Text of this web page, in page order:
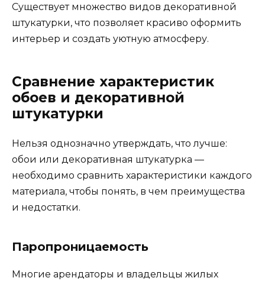
Существует множество видов декоративной
штукатурки, что позволяет красиво оформить
интерьер и создать уютную атмосферу.
Сравнение характеристик
обоев и декоративной
штукатурки
Нельзя однозначно утверждать, что лучше:
обои или декоративная штукатурка —
необходимо сравнить характеристики каждого
материала, чтобы понять, в чем преимущества
и недостатки.
Паропроницаемость
Многие арендаторы и владельцы жилых